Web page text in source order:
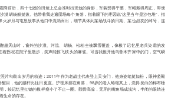
降前后，四十七团的田埂上总会准时出现他的身影，军装熨得平整，军帽戴得周正，即便
漠胡杨般挺拔。他带着我走遍团场每个角落，指着眼下的枣园说“这里当年是沙包堆”，指
火岁月与屯垦故事从他口中流淌而出，细节具体到某场战斗的日期、某位战友的绰号，连
越天山时，窗外的沙漠、河流、胡杨、松柏全被飘雪覆盖，像极了记忆里老兵染霜的发
拐杖在院子里散步，笑声能惊飞枝头的麻雀。可当我推开他乌鲁木齐家中的门，空气瞬
片勾勒出岁月的轨迹：2011年作为老战士代表登上天安门，他身姿笔挺如松，眼神坚毅
目，他的腰杆比往日更直。护理床摆在角落，98岁的老人蜷缩其上，洗得发白的棉布睡
，较记忆里扛锄的模样瘦小了不止一圈。颧骨高耸，无牙的嘴角塌成浅沟，半闭的眼睛连
生命的存在。